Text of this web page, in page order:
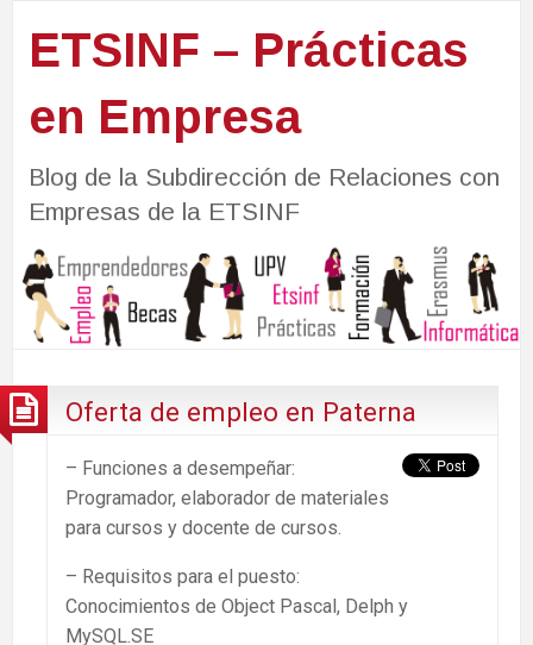
ETSINF – Prácticas
en Empresa
Blog de la Subdirección de Relaciones con
Empresas de la ETSINF
Oferta de empleo en Paterna
– Funciones a desempeñar:
Programador, elaborador de materiales
para cursos y docente de cursos.
– Requisitos para el puesto:
Conocimientos de Object Pascal, Delph y
MySQL.SE